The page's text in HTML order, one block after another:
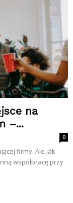
na
–...
0
firmy. Ale jak
współpracę przy